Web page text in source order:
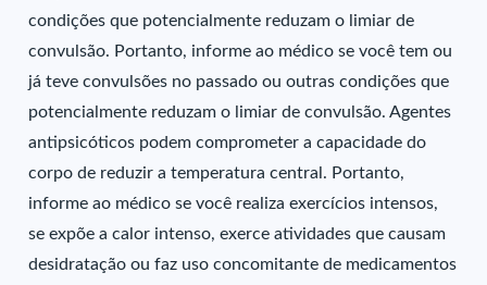
condições que potencialmente reduzam o limiar de
convulsão. Portanto, informe ao médico se você tem ou
já teve convulsões no passado ou outras condições que
potencialmente reduzam o limiar de convulsão. Agentes
antipsicóticos podem comprometer a capacidade do
corpo de reduzir a temperatura central. Portanto,
informe ao médico se você realiza exercícios intensos,
se expõe a calor intenso, exerce atividades que causam
desidratação ou faz uso concomitante de medicamentos